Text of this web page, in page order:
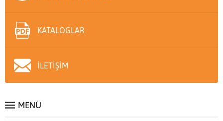
KATALOGLAR
İLETİŞİM
MENÜ